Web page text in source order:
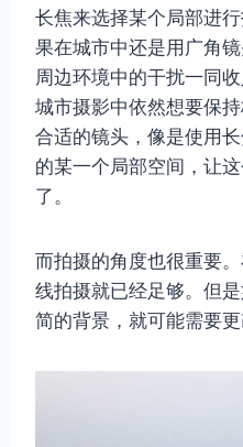
长焦来选择某个局部进
果在城市中还是用广角
周边环境中的干扰一同
城市摄影中依然想要保
合适的镜头，像是使用
的某一个局部空间，让
了。
而拍摄的角度也很重要
线拍摄就已经足够。但
简的背景，就可能需要更